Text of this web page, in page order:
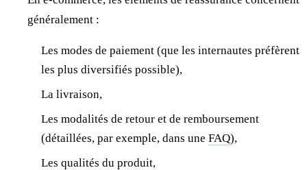
généralement :
Les modes de paiement (que les internautes préfèrent
les plus diversifiés possible),
La livraison,
Les modalités de retour et de remboursement
(détaillées, par exemple, dans une FAQ),
Les qualités du produit,